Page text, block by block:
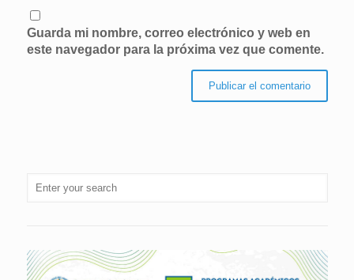
Guarda mi nombre, correo electrónico y web en
este navegador para la próxima vez que comente.